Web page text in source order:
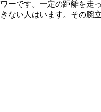
です。一定の距離を走
ない人はいます。その腕